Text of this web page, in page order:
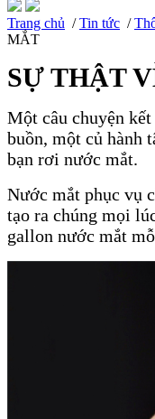
Trang chủ /Tin tức /
MẮT
SỰ THẬT
Một câu chuyện
buồn, một củ hành
bạn rơi nước mắt.
Nước mắt phục vụ
tạo ra chúng mọi
gallon nước mắt